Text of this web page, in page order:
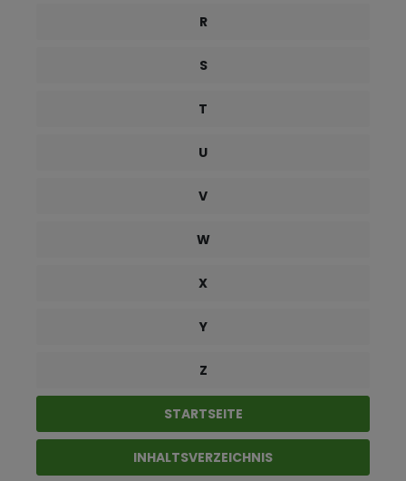
R
S
T
U
V
W
X
Y
Z
STARTSEITE
INHALTSVERZEICHNIS